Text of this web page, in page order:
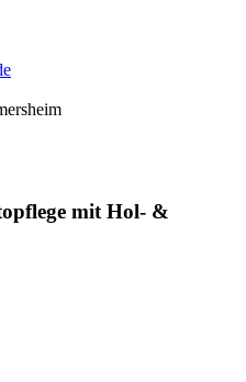
mit Hol- &